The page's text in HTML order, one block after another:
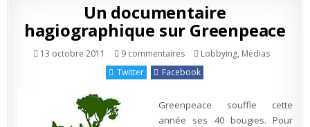
Un documentaire
hagiographique sur Greenpeace
13 octobre 2011 9 commentairessur
documentaire
hagiographique
Publié
Lobbying, Médias
Twitter
Facebook
Greenpeace souffle cette
année ses 40 bougies. Pour